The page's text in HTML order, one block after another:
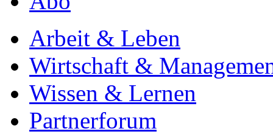
Arbeit & Leben
Wirtschaft &
Wissen & Lernen
Partnerforum